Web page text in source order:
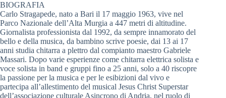
BIOGRAFIA
Carlo Stragapede, nato a Bari il 17 maggio 1963, vive nel
Parco Nazionale dell’Alta Murgia a 447 metri di altitudine.
Giornalista professionista dal 1992, da sempre innamorato del
bello e della musica, da bambino scrive poesie, dai 13 ai 17
anni studia chitarra a plettro dal compianto maestro Gabriele
Massari. Dopo varie esperienze come chitarra elettrica solista e
voce solista in band e gruppi fino a 25 anni, solo a 40 riscopre
la passione per la musica e per le esibizioni dal vivo e
partecipa all’allestimento del musical Jesus Christ Superstar
dell’associazione culturale Asincrono di Andria, nel ruolo di